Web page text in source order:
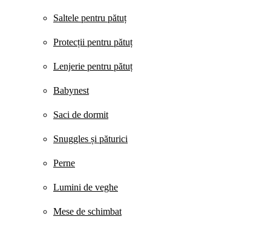
Saltele pentru pătuț
Protecții pentru pătuț
Lenjerie pentru pătuț
Babynest
Saci de dormit
Snuggles și păturici
Perne
Lumini de veghe
Mese de schimbat